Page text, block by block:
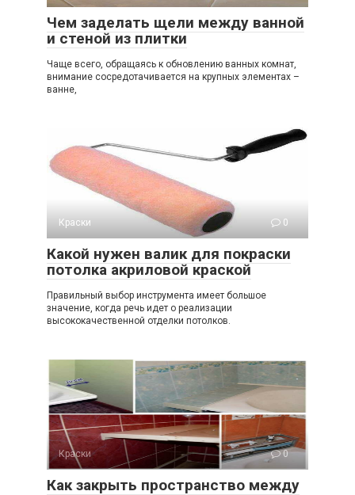
Чем заделать щели между ванной
и стеной из плитки
Чаще всего, обращаясь к обновлению ванных комнат,
внимание сосредотачивается на крупных элементах –
ванне,
Краски 0
Какой нужен валик для покраски
потолка акриловой краской
Правильный выбор инструмента имеет большое
значение, когда речь идет о реализации
высококачественной отделки потолков.
Краски 0
Как закрыть пространство между